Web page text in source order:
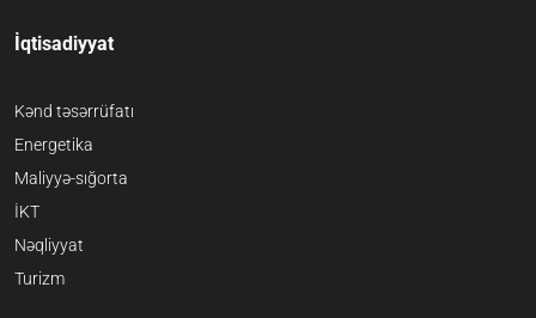
İqtisadiyyat
Kənd təsərrüfatı
Energetika
Maliyyə-sığorta
İKT
Nəqliyyat
Turizm